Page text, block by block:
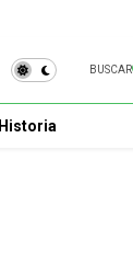
BUSCAR
Historia